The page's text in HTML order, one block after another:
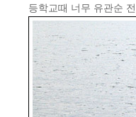
등학교때 너무 유관순